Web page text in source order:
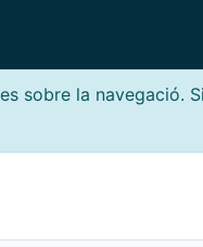
sobre la navegació.